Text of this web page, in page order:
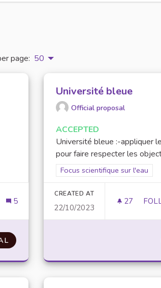
page: 50
5
NOUVELLES ARRIVÉES D'EAU
Université bleue
Official proposal
ACCEPTED
Université bleue :-appliquer
pour faire respecter les
Filter results for scope: Focus
Focus scientifique sur l'eau
CREATED AT
22/10/2023
27 27